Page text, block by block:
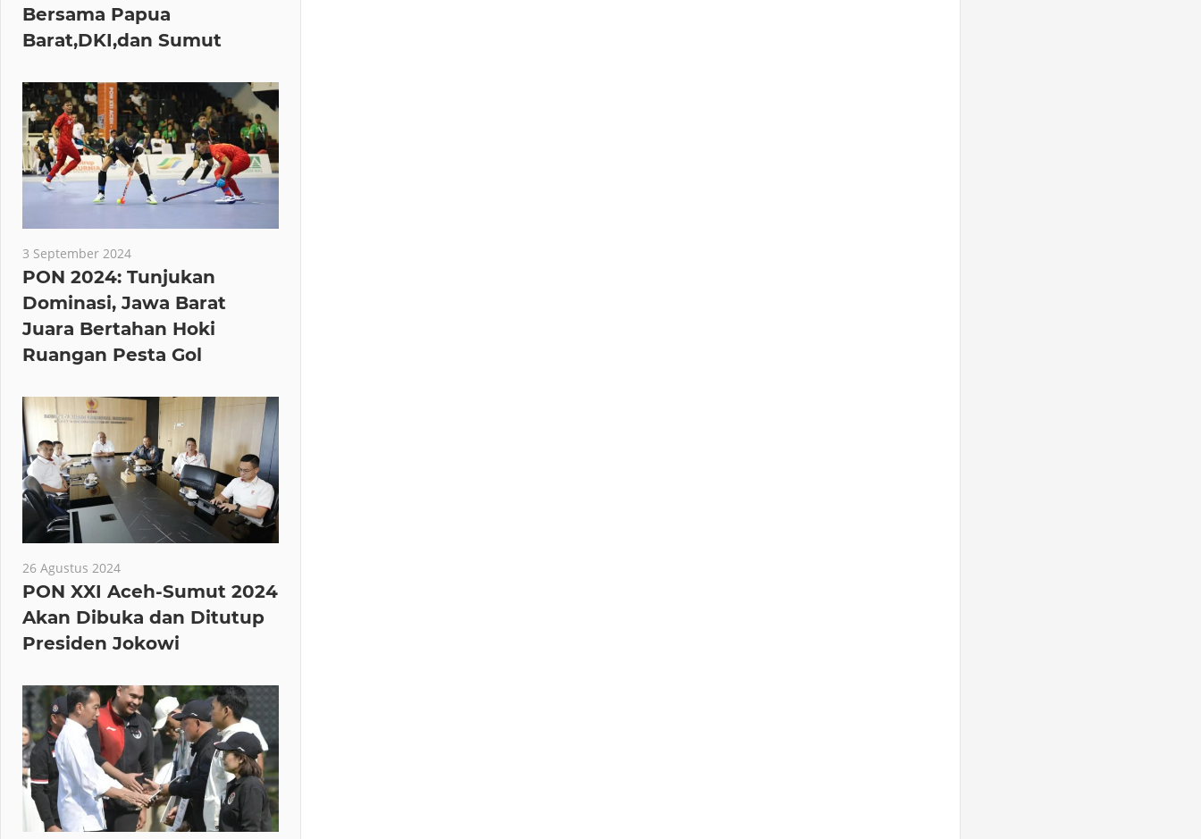
Bersama Papua
Barat,DKI,dan Sumut
3 September 2024
PON 2024: Tunjukan
Dominasi, Jawa Barat
Juara Bertahan Hoki
Ruangan Pesta Gol
26 Agustus 2024
PON XXI Aceh-Sumut 2024
Akan Dibuka dan Ditutup
Presiden Jokowi